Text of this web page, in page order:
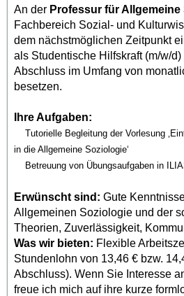
An der Professur für
Fachbereich Sozial- und
dem nächstmöglichen Zeitpunkt
als Studentische Hilfskraft (m/w/
Abschluss im Umfang von
besetzen.
Ihre Aufgaben:
Tutorielle Begleitung der Vorlesung
in die Allgemeine Soziologie‘
Betreuung von Übungsaufgaben in
Erwünscht sind:Gute
Allgemeinen Soziologie und der
Theorien, Zuverlässigkeit,
Was wir bieten: Flexible
Stundenlohn von 13,46 € bzw.
Abschluss). Wenn Sie Interesse
freue ich mich auf ihre kurze